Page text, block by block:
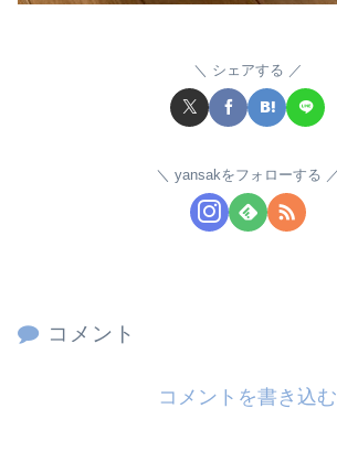
シェアする
yansakをフォローする
コメント
コメントを書き込む